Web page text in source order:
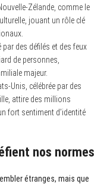
Zélande, comme le
jouant un rôle clé
par des défilés et des feux
de personnes,
majeur.
Unis, célébrée par des
attire des millions
fort sentiment d’identité
nos normes
étranges, mais que